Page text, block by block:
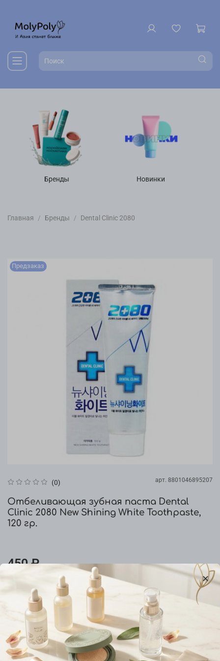
Бренды Новинки
Главная Бренды Dental Clinic 2080
Предзаказ
(0) арт. 8801046895207
Отбеливающая зубная паста Dental
Clinic 2080 New Shining White Toothpaste,
120 гр.
450 ₽
Предзаказ
Добавить в сравнение
Характеристики